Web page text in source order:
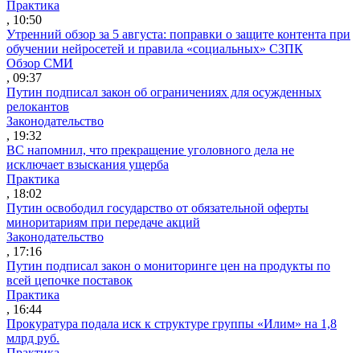
Практика
, 10:50
Утренний обзор за 5 августа: поправки о защите контента при
обучении нейросетей и правила «социальных» СЗПК
Обзор СМИ
, 09:37
Путин подписал закон об ограничениях для осужденных
релокантов
Законодательство
, 19:32
ВС напомнил, что прекращение уголовного дела не
исключает взыскания ущерба
Практика
, 18:02
Путин освободил государство от обязательной оферты
миноритариям при передаче акций
Законодательство
, 17:16
Путин подписал закон о мониторинге цен на продукты по
всей цепочке поставок
Практика
, 16:44
Прокуратура подала иск к структуре группы «Илим» на 1,8
млрд руб.